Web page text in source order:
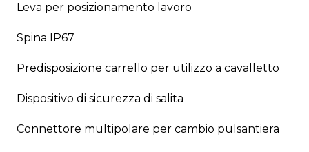
Leva per posizionamento lavoro
Spina IP67
Predisposizione carrello per utilizzo a cavalletto
Dispositivo di sicurezza di salita
Connettore multipolare per cambio pulsantiera